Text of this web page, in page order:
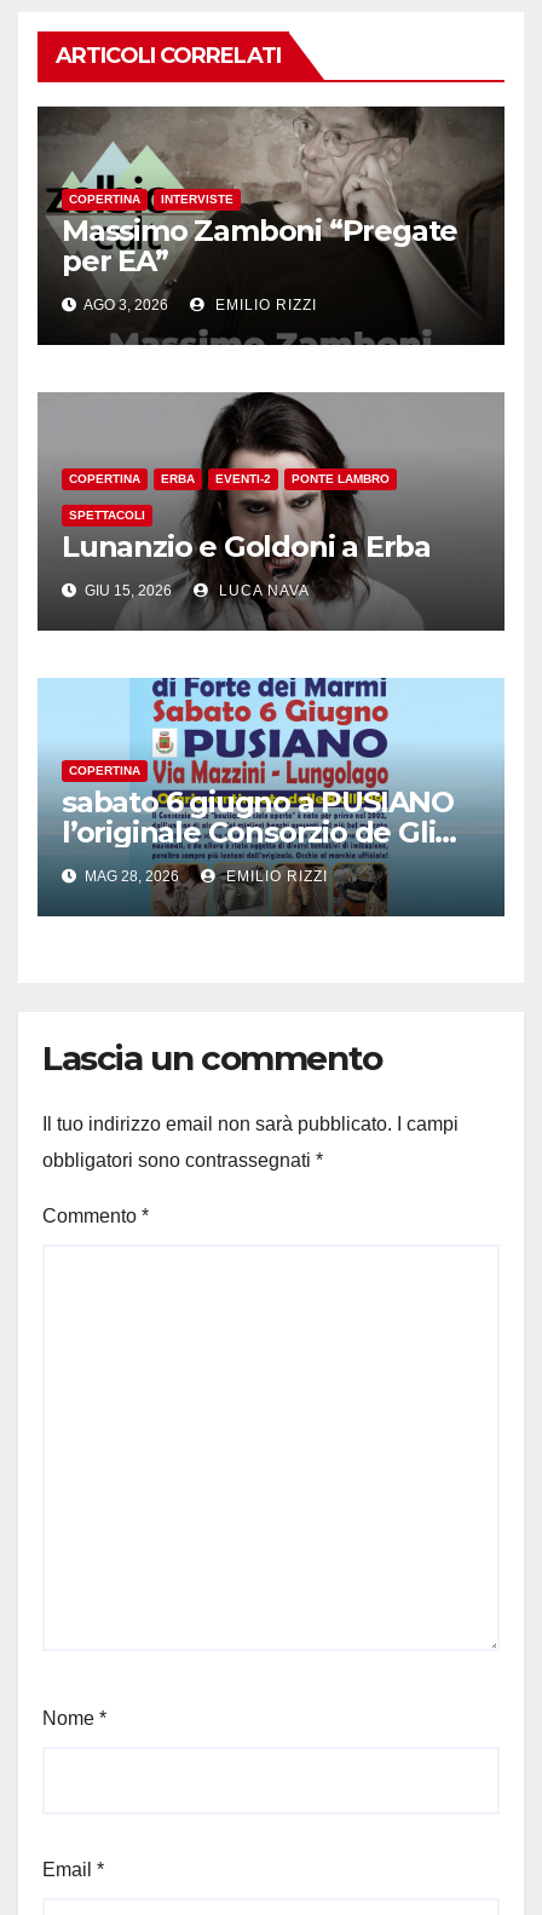
ARTICOLI CORRELATI
COPERTINA INTERVISTE
Massimo Zamboni “Pregate
per EA”
AGO 3, 2026 EMILIO RIZZI
COPERTINA ERBA EVENTI-2 PONTE LAMBRO
SPETTACOLI
Lunanzio e Goldoni a Erba
GIU 15, 2026 LUCA NAVA
COPERTINA
sabato 6 giugno a PUSIANO
l’originale Consorzio de Gli
Ambulanti di Forte dei
Marmi®
MAG 28, 2026 EMILIO RIZZI
Lascia un commento
Il tuo indirizzo email non sarà pubblicato.
I campi
obbligatori sono contrassegnati *
Commento *
Nome *
Email *